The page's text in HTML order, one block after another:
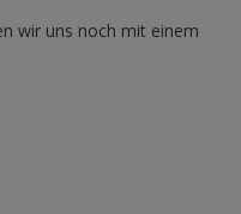
wir uns noch mit einem